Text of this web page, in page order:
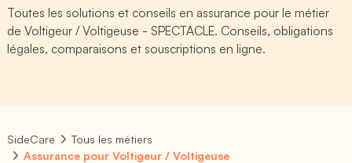
Toutes les solutions et conseils en assurance pour le métier
de Voltigeur / Voltigeuse - SPECTACLE. Conseils, obligations
légales, comparaisons et souscriptions en ligne.
SideCare
Tous les métiers
Assurance pour Voltigeur / Voltigeuse